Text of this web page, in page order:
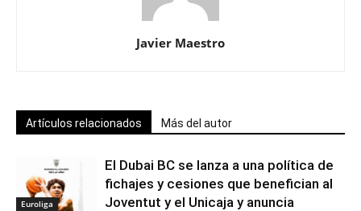
Javier Maestro
Artículos relacionados Más del autor
Euroliga
El Dubai BC se lanza a una política de
fichajes y cesiones que benefician al
Joventut y el Unicaja y anuncia